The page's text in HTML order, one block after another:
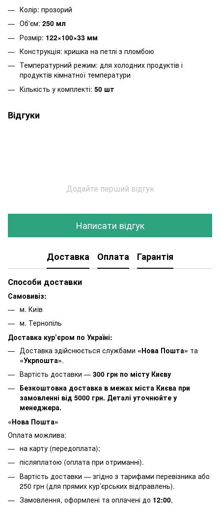
Колір: прозорий
Об'єм: 250 мл
Розмір: 122×100×33 мм
Конструкція: кришка на петлі з пломбою
Температурний режим: для холодних продуктів і
продуктів кімнатної температури
Кількість у комплекті: 50 шт
Відгуки
Додайте перший відгук
Написати відгук
Доставка Оплата Гарантія
Способи доставки
Самовивіз:
м. Київ
м. Тернопіль
Доставка кур’єром по Україні:
Доставка здійснюється службами «Нова Пошта» та
«Укрпошта».
Вартість доставки — 300 грн по місту Києву
Безкоштовна доставка в межах міста Києва при
замовленні від 5000 грн. Деталі уточнюйте у
менеджера.
«Нова Пошта»
Оплата можлива:
на карту (передоплата);
післяплатою (оплата при отриманні).
Вартість доставки — згідно з тарифами перевізника або
250 грн (для прямих кур’єрських відправлень).
Замовлення, оформлені та оплачені до 12:00,